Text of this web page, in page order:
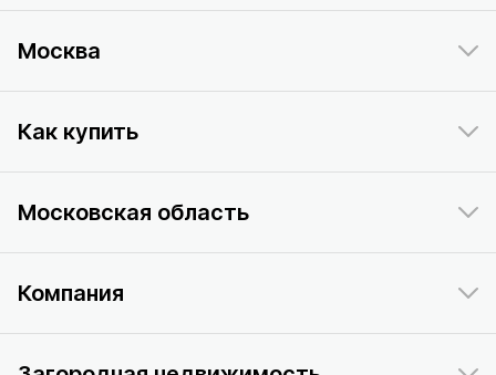
Москва
Как купить
Московская область
Компания